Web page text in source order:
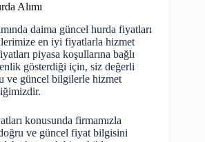
Alımı
daima güncel hurda fiyatları
en iyi fiyatlarla hizmet
piyasa koşullarına bağlı
gösterdiği için, siz değerli
ve güncel bilgilerle hizmet
konusunda firmamızla
ve güncel fiyat bilgisini